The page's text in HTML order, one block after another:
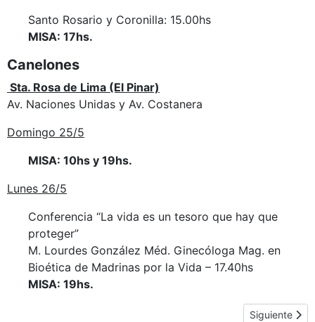
Santo Rosario y Coronilla: 15.00hs
MISA: 17hs.
Canelones
Sta. Rosa de Lima (El Pinar)
Av. Naciones Unidas y Av. Costanera
Domingo 25/5
MISA: 10hs y 19hs.
Lunes 26/5
Conferencia “La vida es un tesoro que hay que
proteger”
M. Lourdes González Méd. Ginecóloga Mag. en
Bioética de Madrinas por la Vida – 17.40hs
MISA: 19hs.
Artículo
Siguiente